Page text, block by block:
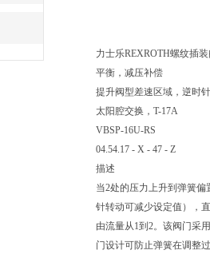
力士乐REXROTH螺纹插
平衡，减压补偿
提升阀型差速区域，逆时
太阳腔交换，T-17A
VBSP-16U-RS
04.54.17 - X - 47 - Z
描述
当2处的压力上升到弹簧
针转动可减少设定值），
由流量从1到2。该阀门采
门设计可防止弹簧在调整